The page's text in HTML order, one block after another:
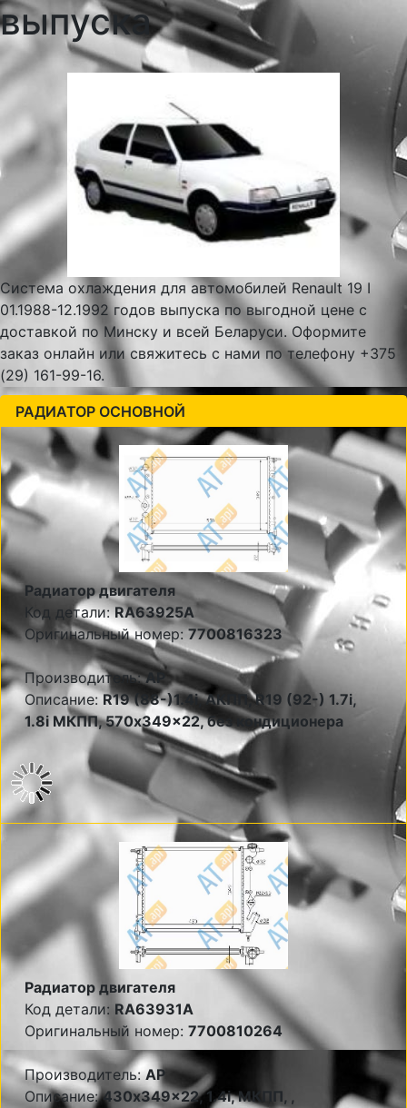
выпуска
Система охлаждения для автомобилей Renault 19 I
01.1988-12.1992 годов выпуска по выгодной цене с
доставкой по Минску и всей Беларуси. Оформите
заказ онлайн или свяжитесь с нами по телефону +375
(29) 161-99-16.
РАДИАТОР ОСНОВНОЙ
Радиатор двигателя
Код детали:RA63925A
Оригинальный номер:7700816323
Производитель:AP
Описание:R19 (88-)1.4i, AКПП, R19 (92-) 1.7i,
1.8i МКПП, 570x349x22, без кондиционера
Радиатор двигателя
Код детали: RA63931A
Оригинальный номер: 7700810264
Производитель:AP
Описание:430x349x22, 1.4i, МКПП, ,